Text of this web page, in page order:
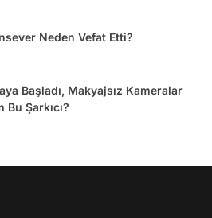
Neden Vefat Etti?
Başladı, Makyajsız Kameralar
Bu Şarkıcı?